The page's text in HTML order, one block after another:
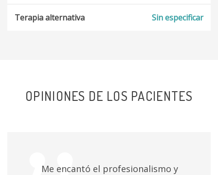
Terapia alternativa Sin especificar
OPINIONES DE LOS PACIENTES
Me encantó el profesionalismo y